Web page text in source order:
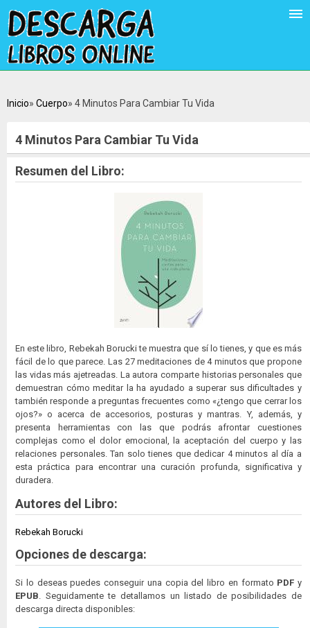
Inicio Cuerpo 4 Minutos Para Cambiar Tu Vida
4 Minutos Para Cambiar Tu Vida
Resumen del Libro:
En este libro, Rebekah Borucki te muestra que sí lo tienes, y que es más
fácil de lo que parece. Las 27 meditaciones de 4 minutos que propone
las vidas más ajetreadas. La autora comparte historias personales que
demuestran cómo meditar la ha ayudado a superar sus dificultades y
también responde a preguntas frecuentes como «¿tengo que cerrar los
ojos?» o acerca de accesorios, posturas y mantras. Y, además, y
presenta herramientas con las que podrás afrontar cuestiones
complejas como el dolor emocional, la aceptación del cuerpo y las
relaciones personales. Tan solo tienes que dedicar 4 minutos al día a
esta práctica para encontrar una curación profunda, significativa y
duradera.
Autores del Libro:
Rebekah Borucki
Opciones de descarga:
Si lo deseas puedes conseguir una copia del libro en formato PDF y
EPUB . Seguidamente te detallamos un listado de posibilidades de
descarga directa disponibles: